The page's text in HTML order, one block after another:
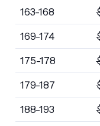
163-168
169-174
175-178
179-187
188-193